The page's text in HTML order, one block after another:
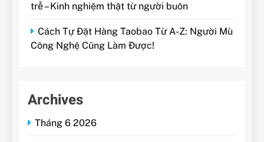
trễ – Kinh nghiệm thật từ người buôn
Cách Tự Đặt Hàng Taobao Từ A-Z: Người Mù
Công Nghệ Cũng Làm Được!
Archives
Tháng 6 2026